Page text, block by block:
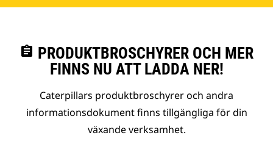
assignment PRODUKTBROSCHYRER OCH MER
FINNS NU ATT LADDA NER!
Caterpillars produktbroschyrer och andra
informationsdokument finns tillgängliga för din
växande verksamhet.